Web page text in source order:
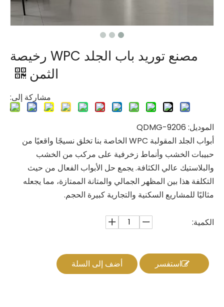
مصنع توريد باب الجلد WPC رخيصة
الثمن
مشاركة إلى:
الموديل: QDMG-9206
أبواب الجلد المقولبة WPC الخاصة بنا تخلق نسيجًا واقعيًا من
حبيبات الخشب وأنماط زخرفية على مركب من الخشب
والبلاستيك عالي الكثافة. يجمع حل الأبواب الفعال من حيث
التكلفة هذا بين المظهر الجمالي والمتانة الممتازة، مما يجعله
مثاليًا للمشاريع السكنية والتجارية كبيرة الحجم.
الكمية:
استفسر أضف إلى السلة